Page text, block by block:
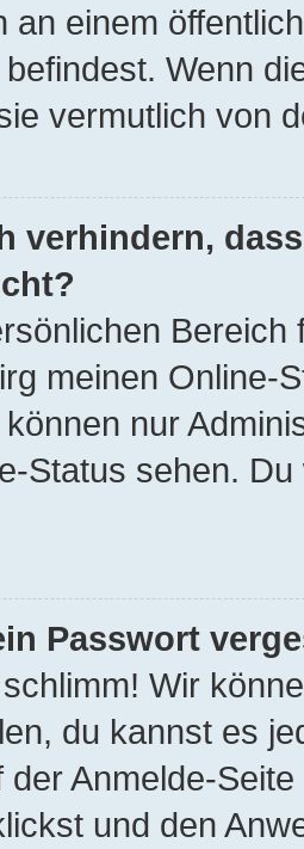
an einem
Wenn
vermutlich von
verhindern,
meinen Online-
nur
Status sehen.
Passwort
Wir
du kannst es
der Anmelde-
und den